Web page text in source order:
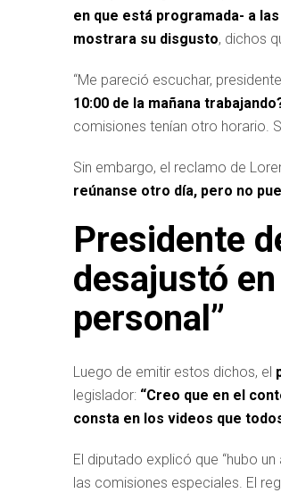
en que está programada- a
mostrara su disgusto, dichos
“Me pareció escuchar,
10:00 de la mañana
comisiones tenían otro horario.
Sin embargo, el reclamo de
reúnanse otro día, pero no
Presidente
desajustó
personal”
Luego de emitir estos dichos, el
legislador: “Creo que en el
consta en los videos que
El diputado explicó que “hubo
las comisiones especiales. El